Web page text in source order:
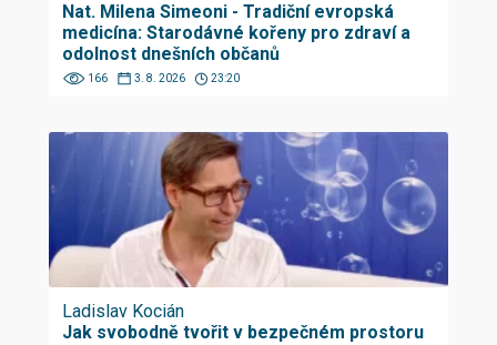
Nat. Milena Simeoni - Tradiční evropská
medicína: Starodávné kořeny pro zdraví a
odolnost dnešních občanů
166 3. 8. 2026 23:20
Ladislav Kocián
Jak svobodně tvořit v bezpečném prostoru